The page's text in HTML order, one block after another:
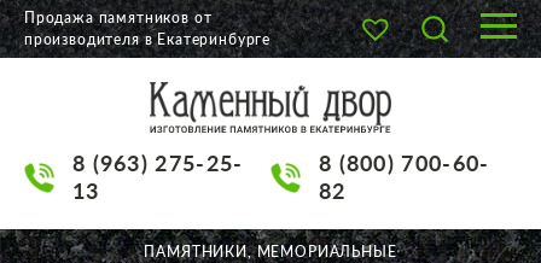
О КОМПАНИИ
НАШИ РАБОТЫ
АКЦИИ
Продажа памятников от
производителя в Екатеринбурге
8 (963) 275-25-
13
8 (800) 700-60-
82
ПАМЯТНИКИ, МЕМОРИАЛЬНЫЕ